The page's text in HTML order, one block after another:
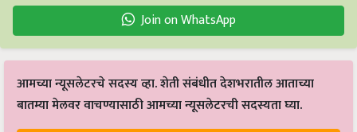
Join on WhatsApp
आमच्या न्यूसलेटरचे सदस्य व्हा. शेती संबंधीत देशभरातील आताच्या
बातम्या मेलवर वाचण्यासाठी आमच्या न्यूसलेटरची सदस्यता घ्या.